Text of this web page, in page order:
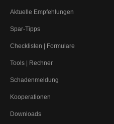
Veranstaltungshaftpflicht
GEWERBE-SACHVERSICHERUNGEN
Betriebshaftpflicht
Inhaltsversicherung
Kautionsversicherung
PKW (gewerbliche Nutzung)
Aktuelle Empfehlungen
Spar-Tipps
Checklisten | Formulare
Tools | Rechner
Schadenmeldung
Kooperationen
Downloads